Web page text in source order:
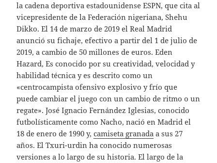
la cadena deportiva estadounidense ESPN, que cita al
vicepresidente de la Federación nigeriana, Shehu
Dikko. El 14 de marzo de 2019 el Real Madrid
anunció su fichaje, efectivo a partir del 1 de julio de
2019, a cambio de 50 millones de euros. Eden
Hazard, Es conocido por su creatividad, velocidad y
habilidad técnica y es descrito como un
«centrocampista ofensivo explosivo y frío que
puede cambiar el juego con un cambio de ritmo o un
regate». José Ignacio Fernández Iglesias, conocido
futbolísticamente como Nacho, nació en Madrid el
18 de enero de 1990 y,camiseta granada a sus 27
años. El Txuri-urdin ha conocido numerosas
versiones a lo largo de su historia. El largo de la